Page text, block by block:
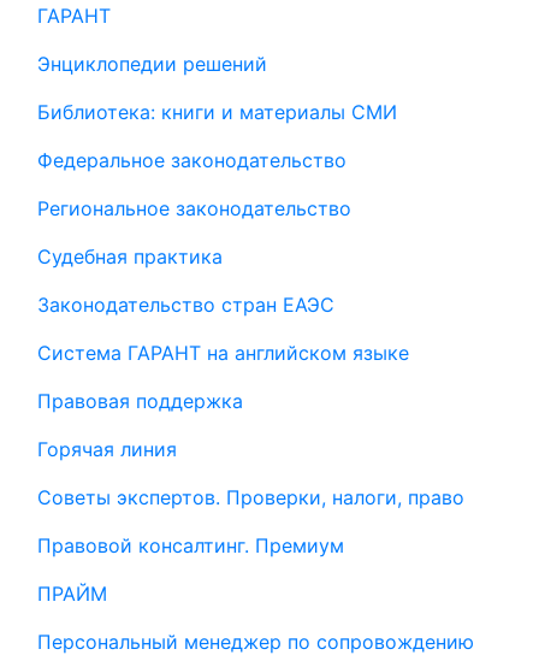
ГАРАНТ
Энциклопедии решений
Библиотека: книги и материалы СМИ
Федеральное законодательство
Региональное законодательство
Судебная практика
Законодательство стран ЕАЭС
Система ГАРАНТ на английском языке
Правовая поддержка
Горячая линия
Советы экспертов. Проверки, налоги, право
Правовой консалтинг. Премиум
ПРАЙМ
Персональный менеджер по сопровождению